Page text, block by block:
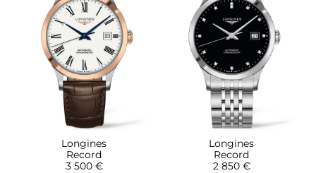
Longines
Record
3 500 €
Longines
Record
2 850 €